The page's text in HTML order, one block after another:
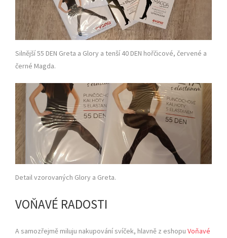
Silnější 55 DEN Greta a Glory a tenší 40 DEN hořčicové, červené a
černé Magda.
Detail vzorovaných Glory a Greta.
VOŇAVÉ RADOSTI
A samozřejmě miluju nakupování svíček, hlavně z eshopu Voňavé